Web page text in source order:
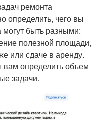
ремонта
определить, чего вы
могут быть разными:
полезной площади,
или сдаче в аренду.
вам определить объем
задачи.